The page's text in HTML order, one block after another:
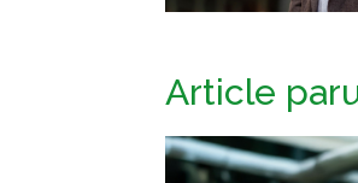
Article